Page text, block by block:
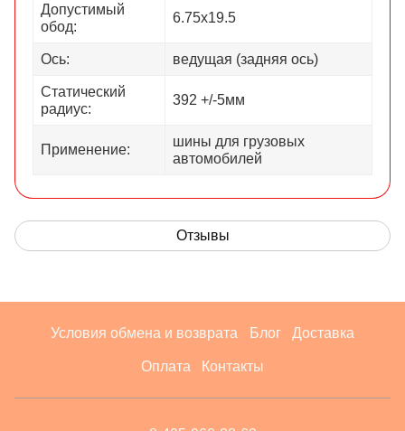
Допустимый
обод:
6.75х19.5
Ось: ведущая (задняя ось)
Статический
радиус:
392 +/-5мм
Применение:
шины для грузовых
автомобилей
Отзывы
Условия обмена и возврата Блог Доставка
Оплата Контакты